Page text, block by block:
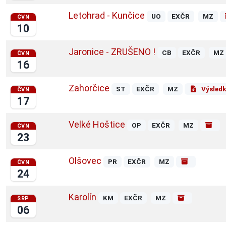
ČVN
10
Letohrad - Kunčice UO EXČR MZ
ČVN
16
Jaronice - ZRUŠENO ! CB EXČR MZ
ČVN
17
Zahorčice ST EXČR MZ
ČVN
23
Velké Hoštice OP EXČR MZ
ČVN
24
Olšovec PR EXČR MZ
SRP
06
Karolín KM EXČR MZ